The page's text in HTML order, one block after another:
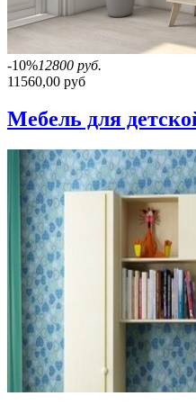
-10%12800 руб.
11560,00 руб
Мебель для